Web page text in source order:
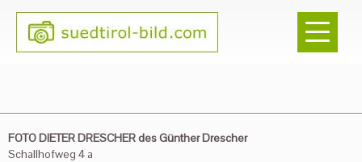
FOTO DIETER DRESCHER des Günther Drescher
Schallhofweg 4 a